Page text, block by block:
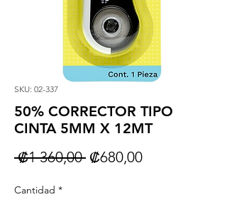
SKU: 02-337
50% CORRECTOR TIPO
CINTA 5MM X 12MT
₡1 360,00 Precio
₡680,00Precio
Cantidad *